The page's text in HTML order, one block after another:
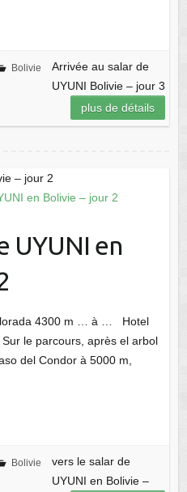
Bolivie
Arrivée au salar de
UYUNI Bolivie – jour 3
plus de détails
– jour 2
UYUNI en
4300 m … à … Hotel
le parcours, après el arbol
del Condor à 5000 m,
Bolivie
vers le salar de
UYUNI en Bolivie –